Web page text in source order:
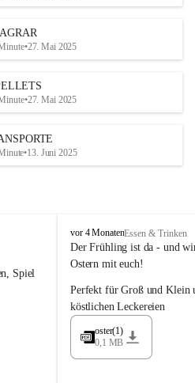
AGRAR
•27. Mai 2025
•27. Mai 2025
•13. Juni 2025
Spiel
M
a
y
r
G
ü
e
vor 4 MonatenEssen & Trinken
Der Frühling ist da - und
Ostern mit euch!
Perfekt für Groß und Klein
köstlichen Leckereien
oster(1)
0,1 MB